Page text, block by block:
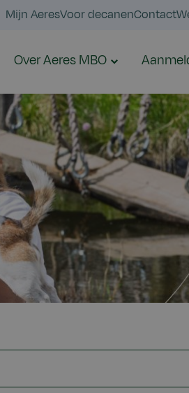
Mijn AeresVoor decanenContact
Over Aeres MBO